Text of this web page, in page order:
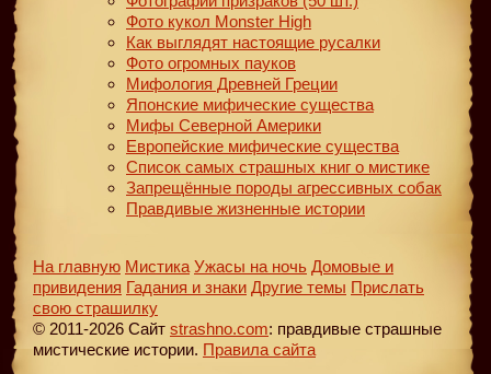
Фото кукол Monster High
Как выглядят настоящие русалки
Фото огромных пауков
Мифология Древней Греции
Японские мифические существа
Мифы Северной Америки
Европейские мифические существа
Список самых страшных книг о мистике
Запрещённые породы агрессивных собак
Правдивые жизненные истории
На главную Мистика Ужасы на ночь Домовые и
привидения Гадания и знаки Другие темы Прислать
свою страшилку
© 2011-2026 Сайт strashno.com: правдивые страшные
мистические истории. Правила сайта